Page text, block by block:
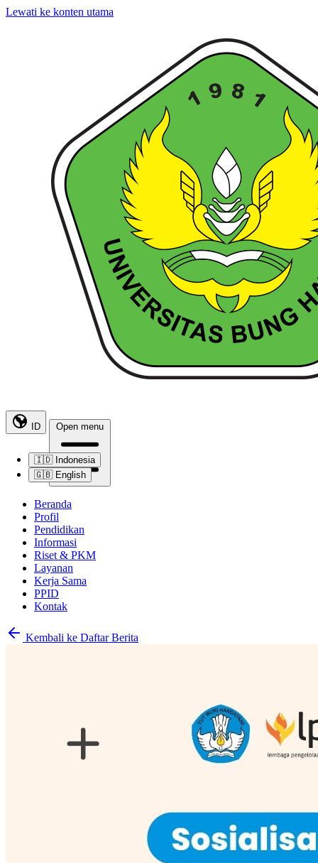
Lewati ke konten utama
ID
🇮🇩 Indonesia
🇬🇧 English
Open menu
Beranda
Profil
Pendidikan
Informasi
Riset & PKM
Layanan
Kerja Sama
PPID
Kontak
Kembali ke Daftar Berita